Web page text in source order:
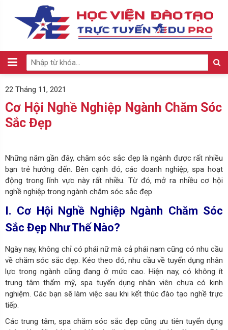
22 Tháng 11, 2021
Cơ Hội Nghề Nghiệp Ngành Chăm Sóc
Sắc Đẹp
Những năm gần đây, chăm sóc sắc đẹp là ngành được rất nhiều
bạn trẻ hướng đến. Bên cạnh đó, các doanh nghiệp, spa hoạt
động trong lĩnh vực này rất nhiều. Từ đó, mở ra nhiều cơ hội
nghề nghiệp trong ngành chăm sóc sắc đẹp.
I. Cơ Hội Nghề Nghiệp Ngành Chăm Sóc
Sắc Đẹp Như Thế Nào?
Ngày nay, không chỉ có phái nữ mà cả phái nam cũng có nhu cầu
về chăm sóc sắc đẹp. Kéo theo đó, nhu cầu về tuyển dụng nhân
lực trong ngành cũng đang ở mức cao. Hiện nay, có không ít
trung tâm thẩm mỹ, spa tuyển dụng nhân viên chưa có kinh
nghiệm. Các bạn sẽ làm việc sau khi kết thúc đào tạo nghề trực
tiếp.
Các trung tâm, spa chăm sóc sắc đẹp cũng ưu tiên tuyển dụng